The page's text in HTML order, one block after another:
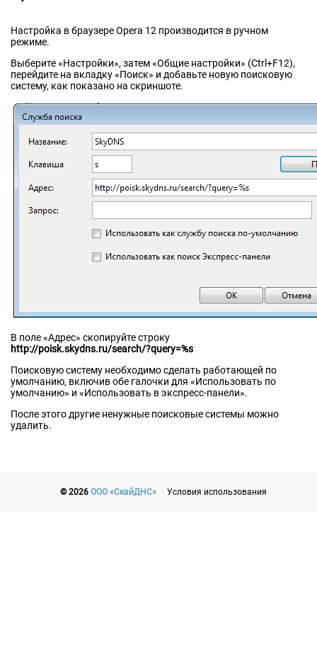
Настройка в браузере Opera 12 производится в ручном
режиме.
Выберите «Настройки», затем «Общие настройки» (Ctrl+F12),
перейдите на вкладку «Поиск» и добавьте новую поисковую
систему, как показано на скриншоте.
В поле «Адрес» скопируйте строку
http://poisk.skydns.ru/search/?query=%s
Поисковую систему необходимо сделать работающей по
умолчанию, включив обе галочки для «Использовать по
умолчанию» и «Использовать в экспресс-панели».
После этого другие ненужные поисковые системы можно
удалить.
© 2026ООО «СкайДНС» Условия использования